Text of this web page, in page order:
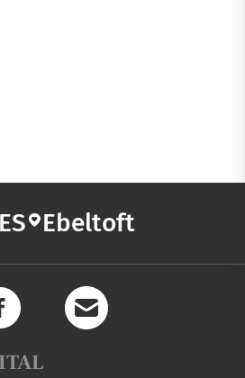
Ebeltoft